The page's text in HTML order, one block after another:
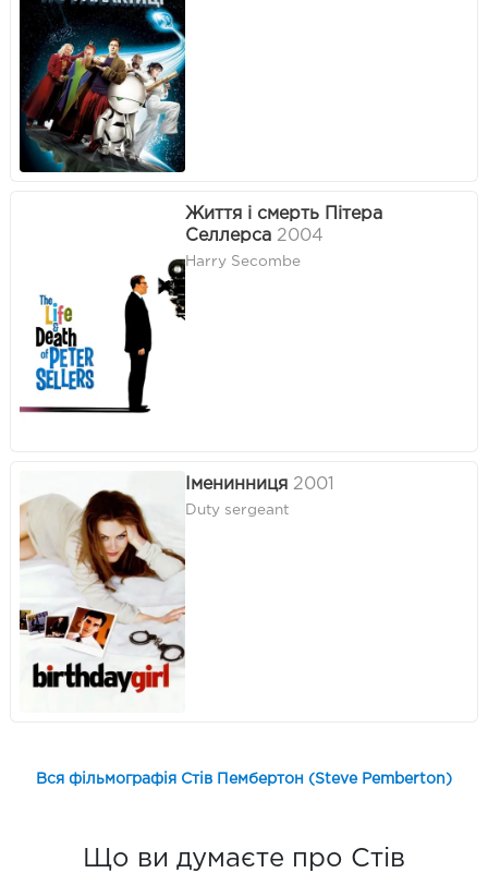
Життя і смерть Пітера
Селлерса 2004
Harry Secombe
Іменинниця 2001
Duty sergeant
Вся фільмографія Стів Пембертон (Steve Pemberton)
Що ви думаєте про Стів